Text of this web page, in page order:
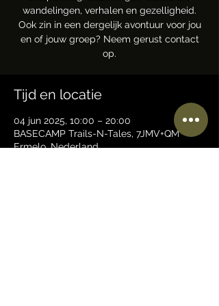
wandelingen, verhalen en gezelligheid.
Ook zin in een dergelijk avontuur voor jou
en of jouw groep? Neem gerust contact
op.
Tijd en locatie
04 jun 2025, 10:00 – 20:00
BASECAMP Trails-N-Tales, 7JMV+QM
Ermelo, Nederland